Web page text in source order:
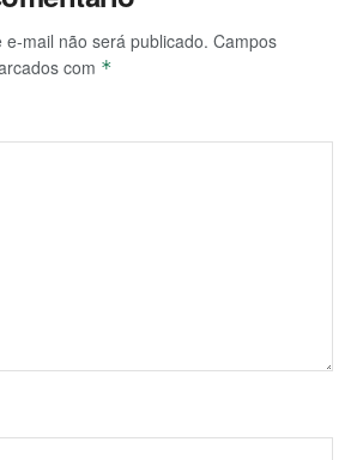
mail não será publicado. Campos
com *